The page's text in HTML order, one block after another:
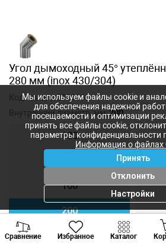
Угол дымоходный 45°
280 мм (inox 430/304)
Код товара:2186166
Внутренний диаметр, мм:200
100
160
200
250
Сравнение Избранное Каталог
Мы используем файлы cookie и
для обеспечения надежной
посещаемости и оптимизации
принять все файлы cookie,
параметры конфиденциальности
Информация о файлах
Принять
Отклонить
Настройки